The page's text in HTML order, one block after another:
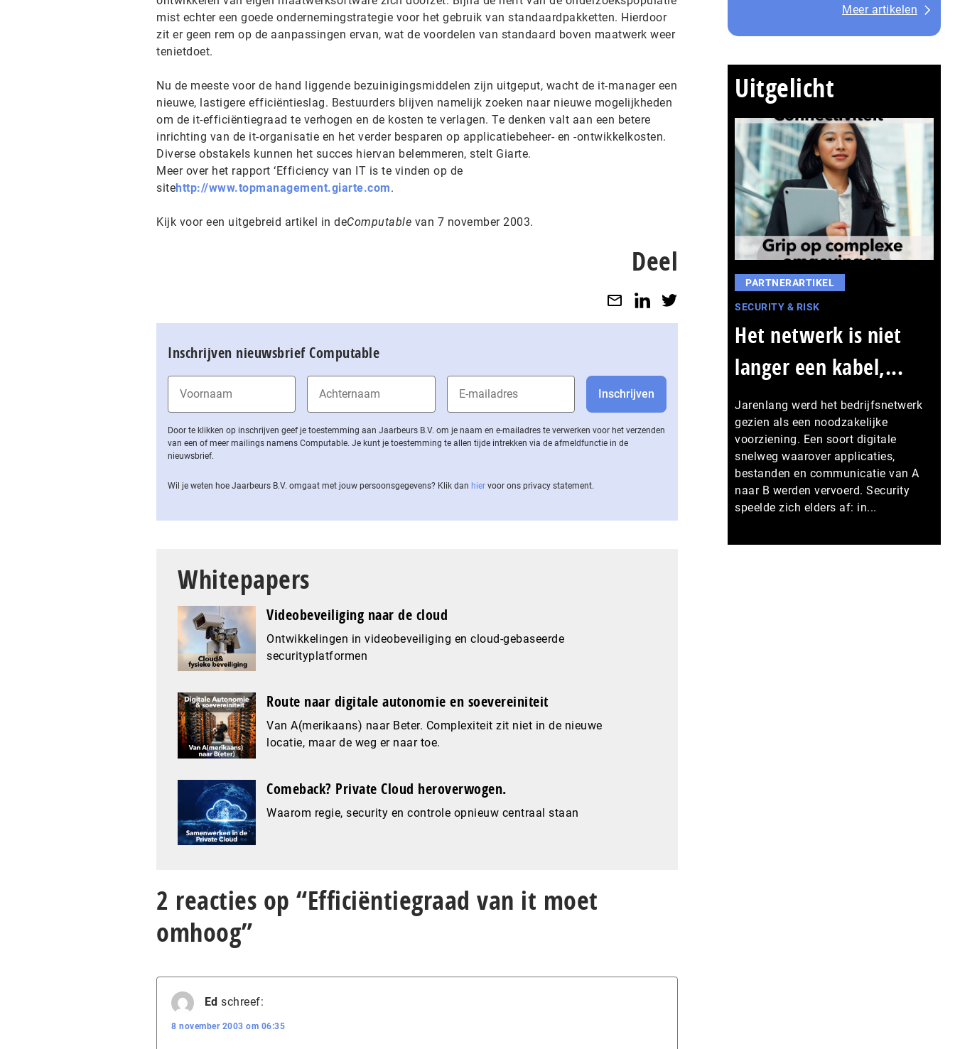
mist echter een goede ondernemingstrategie voor het gebruik van standaardpakketten. Hierdoor
zit er geen rem op de aanpassingen ervan, wat de voordelen van standaard boven maatwerk weer
tenietdoet.
Nu de meeste voor de hand liggende bezuinigingsmiddelen zijn uitgeput, wacht de it-manager een
nieuwe, lastigere efficiëntieslag. Bestuurders blijven namelijk zoeken naar nieuwe mogelijkheden
om de it-efficiëntiegraad te verhogen en de kosten te verlagen. Te denken valt aan een betere
inrichting van de it-organisatie en het verder besparen op applicatiebeheer- en -ontwikkelkosten.
Diverse obstakels kunnen het succes hiervan belemmeren, stelt Giarte.
Meer over het rapport ‘Efficiency van IT is te vinden op de
sitehttp://www.topmanagement.giarte.com.
Kijk voor een uitgebreid artikel in deComputable van 7 november 2003.
Deel
Inschrijven nieuwsbrief Computable
Door te klikken op inschrijven geef je toestemming aan Jaarbeurs B.V. om je naam en e-mailadres te verwerken voor het verzenden
van een of meer mailings namens Computable. Je kunt je toestemming te allen tijde intrekken via de af­meld­func­tie in de
nieuwsbrief.
Wil je weten hoe Jaarbeurs B.V. omgaat met jouw per­soons­ge­ge­vens? Klik dan hier voor ons privacy statement.
Whitepapers
Videobeveiliging naar de cloud
Ontwikkelingen in videobeveiliging en cloud-gebaseerde
securityplatformen
Route naar digitale autonomie en soevereiniteit
Van A(merikaans) naar Beter. Complexiteit zit niet in de nieuwe
locatie, maar de weg er naar toe.
Comeback? Private Cloud heroverwogen.
Waarom regie, security en controle opnieuw centraal staan
2 reacties op “Efficiëntiegraad van it moet
omhoog”
Ed schreef:
8 november 2003 om 06:35
Meer artikelen
Uitgelicht
PARTNERARTIKEL
SECURITY & RISK
Het netwerk is niet
langer een kabel,...
Jarenlang werd het bedrijfsnetwerk
gezien als een noodzakelijke
voorziening. Een soort digitale
snelweg waarover applicaties,
bestanden en communicatie van A
naar B werden vervoerd. Security
speelde zich elders af: in...